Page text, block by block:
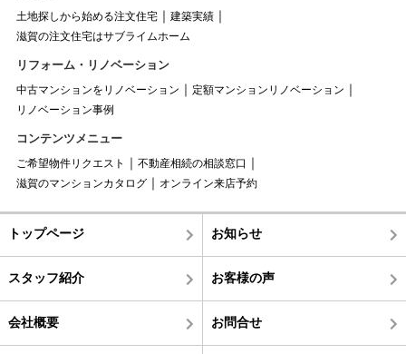
土地探しから始める注文住宅
建築実績
滋賀の注文住宅はサブライムホーム
リフォーム・リノベーション
中古マンションをリノベーション
定額マンションリノベーション
リノベーション事例
コンテンツメニュー
ご希望物件リクエスト
不動産相続の相談窓口
滋賀のマンションカタログ
オンライン来店予約
トップページ お知らせ
スタッフ紹介 お客様の声
会社概要 お問合せ